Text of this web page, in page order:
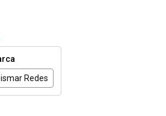
Redes